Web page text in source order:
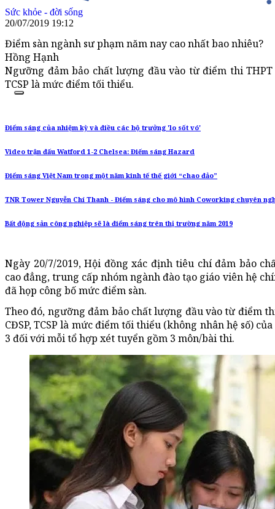
Sức khỏe - đời sống
20/07/2019 19:12
Điểm sàn ngành sư phạm năm nay cao nhất bao nhiêu?
Hồng Hạnh
Ngưỡng đảm bảo chất lượng đầu vào từ điểm thi THPT
TCSP là mức điểm tối thiểu.
Điểm sáng của nhiệm kỳ và điều các bộ trưởng 'lo sốt vó'
Video trận đấu Watford 1-2 Chelsea: Điếm sáng Hazard
Điểm sáng Việt Nam trong một năm kinh tế thế giới “chao đảo”
TNR Tower Nguyễn Chí Thanh - Điểm sáng cho mô hình Coworking chuyên
Bất động sản công nghiệp sẽ là điểm sáng trên thị trường năm 2019
Ngày 20/7/2019, Hội đồng xác định tiêu chí đảm bảo
cao đẳng, trung cấp nhóm ngành đào tạo giáo viên hệ
đã họp công bố mức điểm sàn.
Theo đó, ngưỡng đảm bảo chất lượng đầu vào từ điểm
CĐSP, TCSP là mức điểm tối thiểu (không nhân hệ số)
3 đối với mỗi tổ hợp xét tuyển gồm 3 môn/bài thi.